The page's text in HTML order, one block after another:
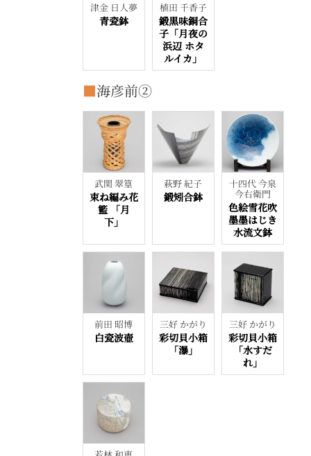
津金 日人夢
青瓷鉢
植田 千香子
鍛黒味銅合
子「月夜の
浜辺 ホタ
ルイカ」
■海彦前②
武関 翠篁
束ね編み花
籃 「月
下」
萩野 紀子
鍛矧合鉢
十四代 今泉
今右衛門
色絵雪花吹
墨墨はじき
水流文鉢
前田 昭博
白瓷波壺
三好 かがり
彩切貝小箱
「瀑」
三好 かがり
彩切貝小箱
「水すだ
れ」